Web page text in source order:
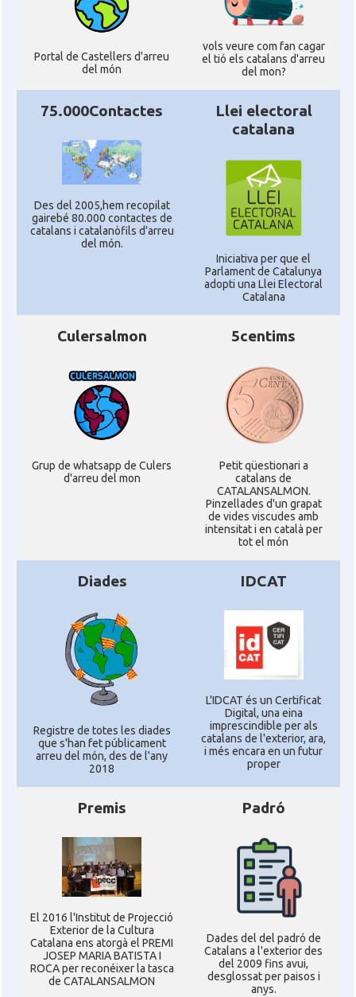
Portal de Castellers d'arreu
del món
vols veure com fan cagar
el tió els catalans d'arreu
del mon?
75.000Contactes
Des del 2005,hem recopilat
gairebé 80.000 contactes de
catalans i catalanòfils d'arreu
del món.
Llei electoral
catalana
Iniciativa per que el
Parlament de Catalunya
adopti una Llei Electoral
Catalana
Culersalmon
Grup de whatsapp de Culers
d'arreu del mon
5centims
Petit qüestionari a
catalans de
CATALANSALMON.
Pinzellades d'un grapat
de vides viscudes amb
intensitat i en català per
tot el món
Diades
Registre de totes les diades
que s'han fet públicament
arreu del món, des de l'any
2018
IDCAT
L'IDCAT és un Certificat
Digital, una eina
imprescindible per als
catalans de l'exterior, ara,
i més encara en un futur
proper
Premis
El 2016 l'Institut de Projecció
Exterior de la Cultura
Catalana ens atorgà el PREMI
JOSEP MARIA BATISTA I
ROCA per reconéixer la tasca
de CATALANSALMON
Padró
Dades del del padró de
Catalans a l'exterior des
del 2009 fins avui,
desglossat per paisos i
anys.